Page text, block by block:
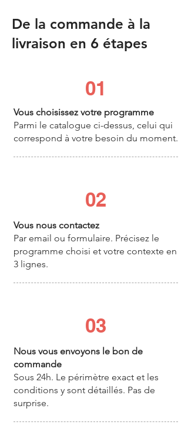
De la commande à la
livraison en 6 étapes
01
Vous choisissez votre programme
Parmi le catalogue ci-dessus, celui qui
correspond à votre besoin du moment.
02
Vous nous contactez
Par email ou formulaire. Précisez le
programme choisi et votre contexte en
3 lignes.
03
Nous vous envoyons le bon de
commande
Sous 24h. Le périmètre exact et les
conditions y sont détaillés. Pas de
surprise.